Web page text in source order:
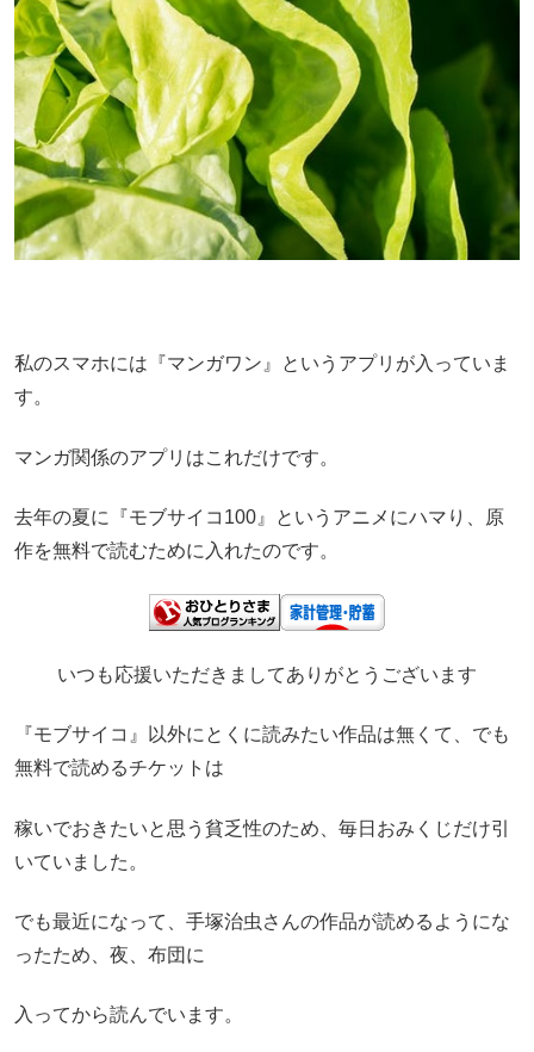
私のスマホには『マンガワン』というアプリが入っていま
す。
マンガ関係のアプリはこれだけです。
去年の夏に『モブサイコ100』というアニメにハマり、原
作を無料で読むために入れたのです。
いつも応援いただきましてありがとうございます
『モブサイコ』以外にとくに読みたい作品は無くて、でも
無料で読めるチケットは
稼いでおきたいと思う貧乏性のため、毎日おみくじだけ引
いていました。
でも最近になって、手塚治虫さんの作品が読めるようにな
ったため、夜、布団に
入ってから読んでいます。